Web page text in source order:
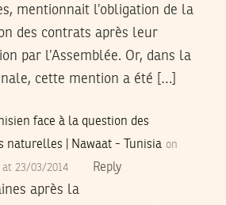
mentionnait l’obligation de la
des contrats après leur
par l’Assemblée. Or, dans la
cette mention a été […]
face à la question des
naturelles | Nawaat - Tunisia on
23/03/2014 Reply
après la